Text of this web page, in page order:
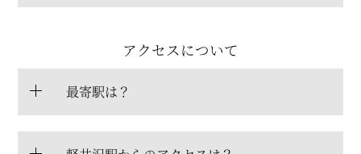
アクセスについて
最寄駅は？